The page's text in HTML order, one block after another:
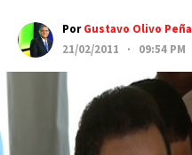
PorGustavo Olivo Peña
21/02/2011 · 09:54 PM